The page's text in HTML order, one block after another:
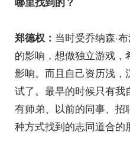
郑德权： 当时受乔纳森·
的影响，想做独立游戏
影响。而且自己资历浅
试了。最早的时候只有
有师弟、以前的同事、
种方式找到的志同道合的